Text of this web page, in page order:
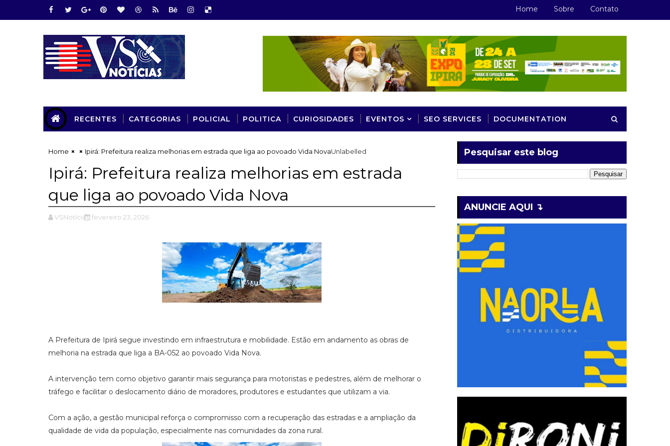
Home Sobre Contato
RECENTES CATEGORIAS POLICIAL POLITICA CURIOSIDADES EVENTOS SEO SERVICES DOCUMENTATION
Home Unlabelled
Ipirá: Prefeitura realiza melhorias em estrada que liga ao povoado Vida Nova
Ipirá: Prefeitura realiza melhorias em estrada
que liga ao povoado Vida Nova
VSNotícias fevereiro 23, 2026
A Prefeitura de Ipirá segue investindo em infraestrutura e mobilidade. Estão em andamento as obras de
melhoria na estrada que liga a BA-052 ao povoado Vida Nova.
A intervenção tem como objetivo garantir mais segurança para motoristas e pedestres, além de melhorar o
tráfego e facilitar o deslocamento diário de moradores, produtores e estudantes que utilizam a via.
Com a ação, a gestão municipal reforça o compromisso com a recuperação das estradas e a ampliação da
qualidade de vida da população, especialmente nas comunidades da zona rural.
Pesquisar este blog
ANUNCIE AQUI ↴